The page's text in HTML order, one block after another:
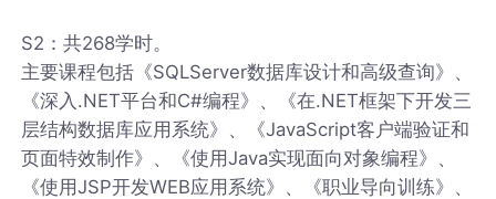
S2：共268学时。
主要课程包括《SQLServer数据库设计和高级查询》、
《深入.NET平台和C#编程》、《在.NET框架下开发三
层结构数据库应用系统》、《JavaScript客户端验证和
页面特效制作》、《使用Java实现面向对象编程》、
《使用JSP开发WEB应用系统》、《职业导向训练》、